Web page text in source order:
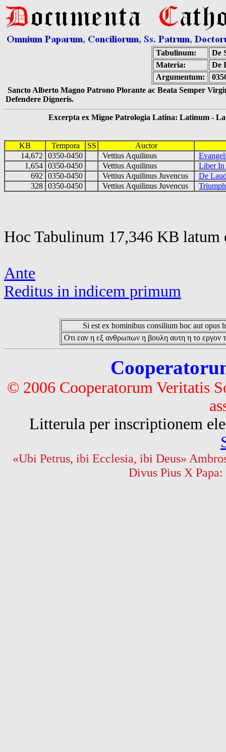
Tabulinum:
De
Materia:
De
Argumentum:
Sancto Alberto Magno Patrono Plorante ac Beata Semper
Defendere Digneris.
Excerpta ex Migne Patrologia Latina: Latinum -
KB Tempora SS
Auctor
14,672
0350-0450 Vettius Aquilinus
1,654 0350-0450 Vettius Aquilinus
Liber In
692
0350-0450 Vettius Aquilinus Juvencus
De
328 0350-0450 Vettius Aquilinus Juvencus
Hoc Tabulinum 17,346 KB latum
Ante
Reditus in indicem primum
Si est ex hominibus consilium hoc aut opus
Οτι εαν η εξ ανθρωπων η βουλη αυτη η το εργον
© 2006 Cooperatorum Veritatis
Litterula per inscriptionem
«Ubi Petrus, ibi Ecclesia, ibi Deus»
Divus Pius X Papa: